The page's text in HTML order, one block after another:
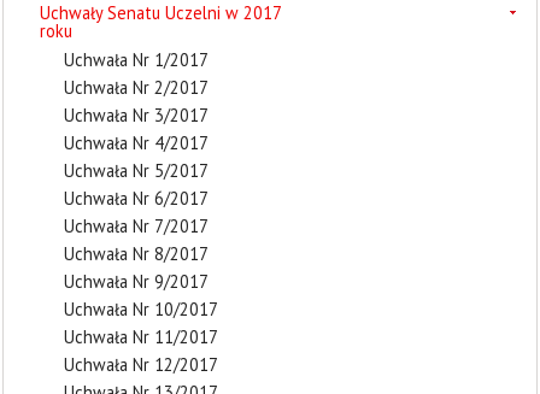
Uchwały Senatu Uczelni w 2017
roku
Uchwała Nr 1/2017
Uchwała Nr 2/2017
Uchwała Nr 3/2017
Uchwała Nr 4/2017
Uchwała Nr 5/2017
Uchwała Nr 6/2017
Uchwała Nr 7/2017
Uchwała Nr 8/2017
Uchwała Nr 9/2017
Uchwała Nr 10/2017
Uchwała Nr 11/2017
Uchwała Nr 12/2017